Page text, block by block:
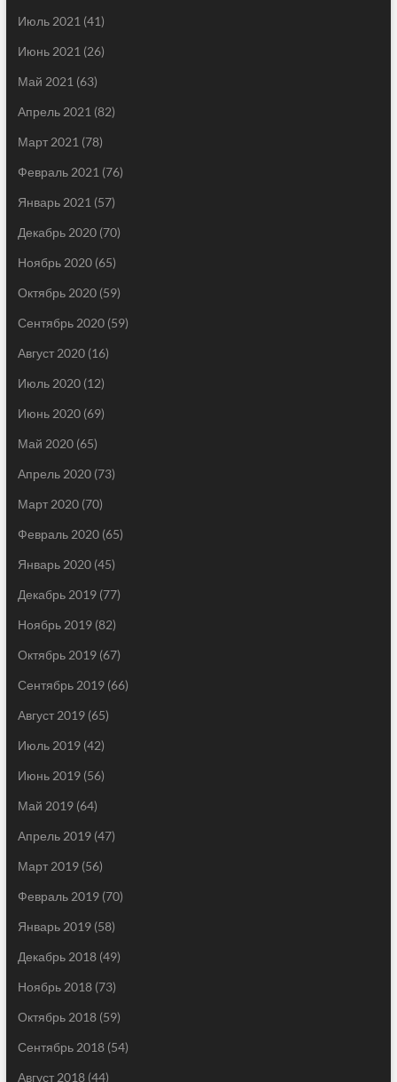
Июль 2021 (41)
Июнь 2021 (26)
Май 2021 (63)
Апрель 2021 (82)
Март 2021 (78)
Февраль 2021 (76)
Январь 2021 (57)
Декабрь 2020(70)
Ноябрь 2020(65)
Октябрь 2020(59)
Сентябрь 2020(59)
Август 2020(16)
Июль 2020(12)
Июнь 2020(69)
Май 2020(65)
Апрель 2020(73)
Март 2020(70)
Февраль 2020(65)
Январь 2020(45)
Декабрь 2019(77)
Ноябрь 2019(82)
Октябрь 2019(67)
Сентябрь 2019(66)
Август 2019(65)
Июль 2019(42)
Июнь 2019(56)
Май 2019(64)
Апрель 2019(47)
Март 2019(56)
Февраль 2019(70)
Январь 2019(58)
Декабрь 2018(49)
Ноябрь 2018(73)
Октябрь 2018(59)
Сентябрь 2018(54)
Август 2018(44)